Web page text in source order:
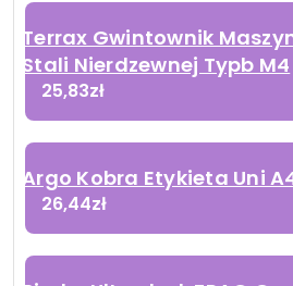
Terrax Gwintownik
Stali Nierdzewnej Typb M4
25,83zł
Argo Kobra Etykieta Uni
26,44zł